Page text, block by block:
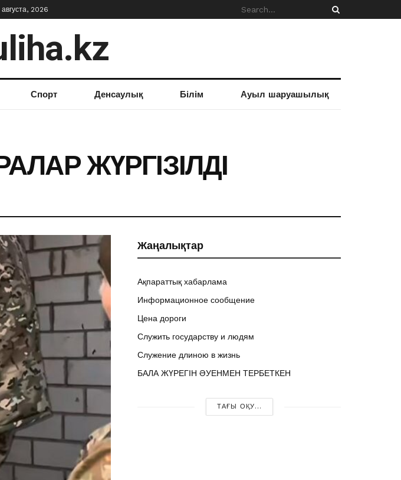
2026
Спорт Денсаулық Білім Ауыл шаруашылық
ЖҮРГІЗІЛДІ
Жаңалықтар
Ақпараттық хабарлама
Информационное сообщение
Цена дороги
Служить государству и людям
Служение длиною в жизнь
БАЛА ЖҮРЕГІН ӘУЕНМЕН ТЕРБЕТКЕН
ТАҒЫ ОҚУ...